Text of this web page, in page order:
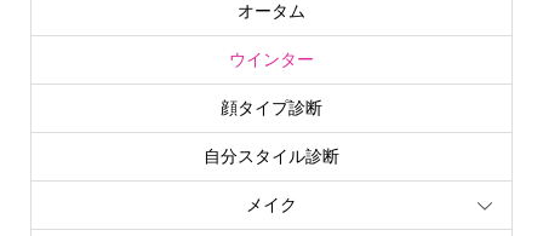
オータム
ウインター
顔タイプ診断
自分スタイル診断
メイク